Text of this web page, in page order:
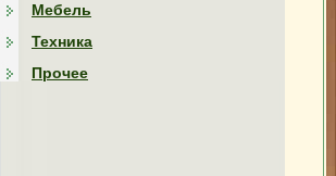
Мебель
Техника
Прочее